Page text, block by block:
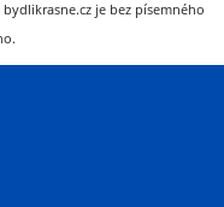
je bez písemného